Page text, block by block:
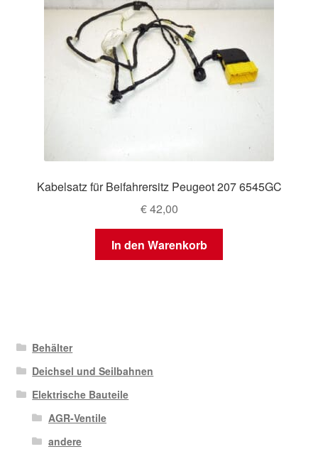
Kabelsatz für Beifahrersitz Peugeot 207 6545GC
€42,00
In den Warenkorb
Behälter
Deichsel und Seilbahnen
Elektrische Bauteile
AGR-Ventile
andere